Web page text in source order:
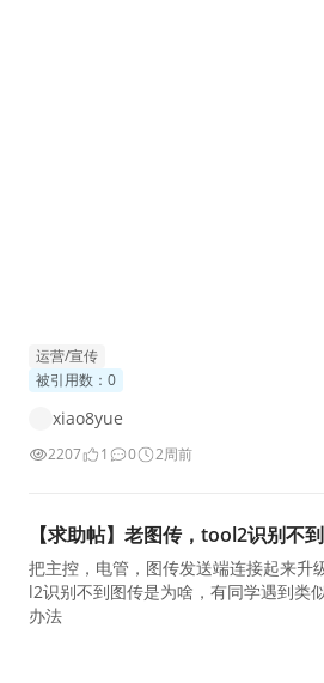
运营/宣传
被引用数：0
xiao8yue
2207 1 0 2周前
【求助帖】老图传，tool2识别不到
把主控，电管，图传发送端连接起来
l2识别不到图传是为啥，有同学遇到类
办法